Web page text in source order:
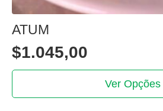
ATUM
$1.045,00
Ver Opções
This